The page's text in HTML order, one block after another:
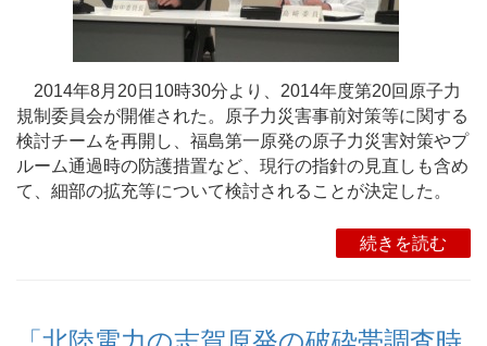
2014年8月20日10時30分より、2014年度第20回原子力
規制委員会が開催された。原子力災害事前対策等に関する
検討チームを再開し、福島第一原発の原子力災害対策やプ
ルーム通過時の防護措置など、現行の指針の見直しも含め
て、細部の拡充等について検討されることが決定した。
続きを読む